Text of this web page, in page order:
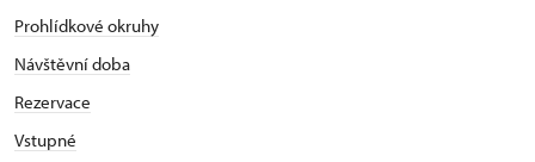
Prohlídkové okruhy
Návštěvní doba
Rezervace
Vstupné